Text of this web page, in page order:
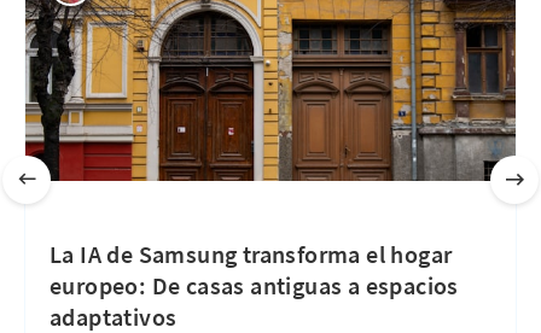
La IA de Samsung transforma el hogar
europeo: De casas antiguas a espacios
adaptativos